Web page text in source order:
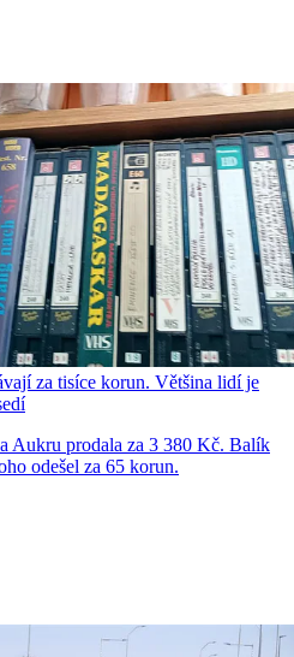
za tisíce korun. Většina lidí je
Aukru prodala za 3 380 Kč. Balík
odešel za 65 korun.